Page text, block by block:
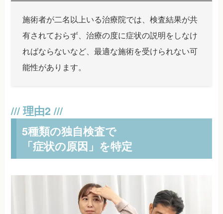
施術者が二名以上いる治療院では、検査結果が共
有されておらず、治療の度に症状の説明をしなけ
ればならないなど、最適な施術を受けられない可
能性があります。
5種類の独自検査で
「症状の原因」を特定